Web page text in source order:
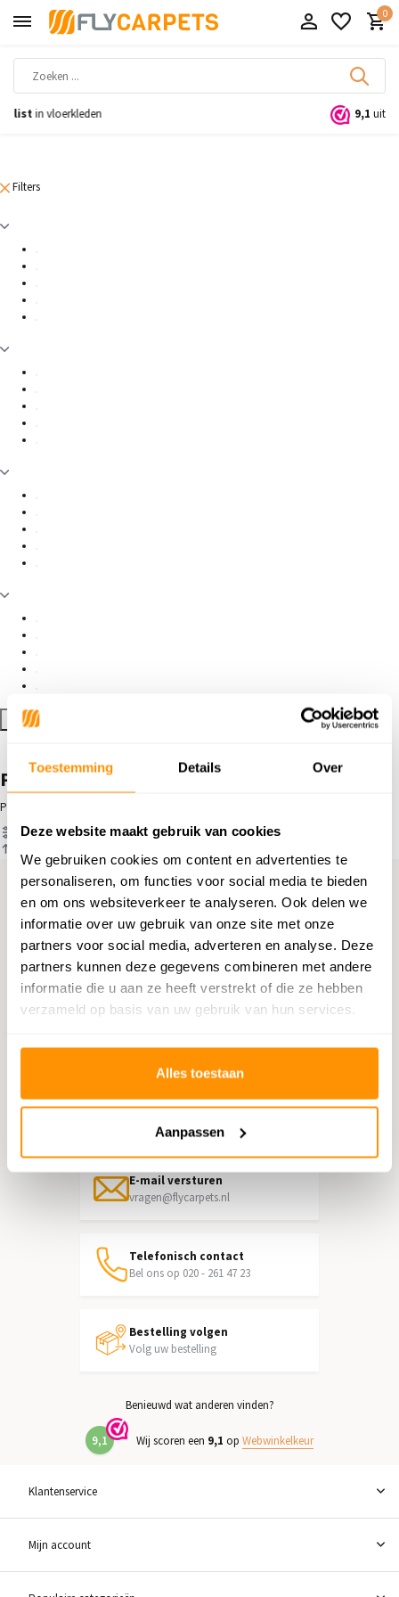
Toestemming Details Over
Deze website maakt gebruik van cookies
We gebruiken cookies om content en advertenties te
personaliseren, om functies voor social media te bieden
en om ons websiteverkeer te analyseren. Ook delen we
informatie over uw gebruik van onze site met onze
partners voor social media, adverteren en analyse. Deze
partners kunnen deze gegevens combineren met andere
informatie die u aan ze heeft verstrekt of die ze hebben
verzameld op basis van uw gebruik van hun services.
Alles toestaan
Aanpassen
0
Filters
Filter toepassen
Producten getagd met motief
Producten
Filter
Hulp nodig?
Neem contact op met onze
klantenservice
Informatie over het terugsturen
Chat direct
E-mail versturen
vragen@flycarpets.nl
Telefonisch contact
Bel ons op 020 - 261 47 23
Bestelling volgen
Volg uw bestelling
Benieuwd wat anderen vinden?
9,1 Wij scoren een 9,1 op Webwinkelkeur
Klantenservice
Mijn account